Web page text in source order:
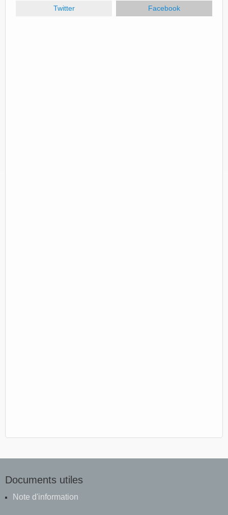
Twitter Facebook(onglet actif)
Documents utiles
Note d'information